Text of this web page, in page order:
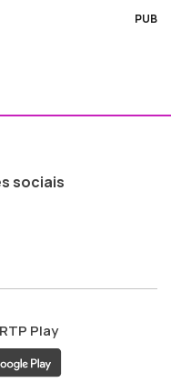
PUB
sociais
ao
RTP Play